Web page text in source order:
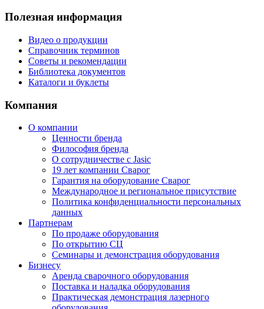
Полезная информация
Видео о продукции
Справочник терминов
Советы и рекомендации
Библиотека документов
Каталоги и буклеты
Компания
О компании
Ценности бренда
Философия бренда
О сотрудничестве с Jasic
19 лет компании Сварог
Гарантия на оборудование Сварог
Международное и региональное присутствие
Политика конфиденциальности персональных
данных
Партнерам
По продаже оборудования
По открытию СЦ
Семинары и демонстрация оборудования
Бизнесу
Аренда сварочного оборудования
Поставка и наладка оборудования
Практическая демонстрация лазерного